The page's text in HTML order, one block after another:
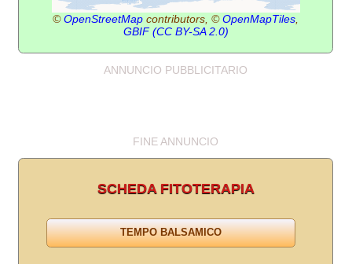
©OpenStreetMap contributors, ©OpenMapTiles
GBIF (CC BY-SA 2.0)
ANNUNCIO PUBBLICITARIO
FINE ANNUNCIO
SCHEDA FITOTERAPIA